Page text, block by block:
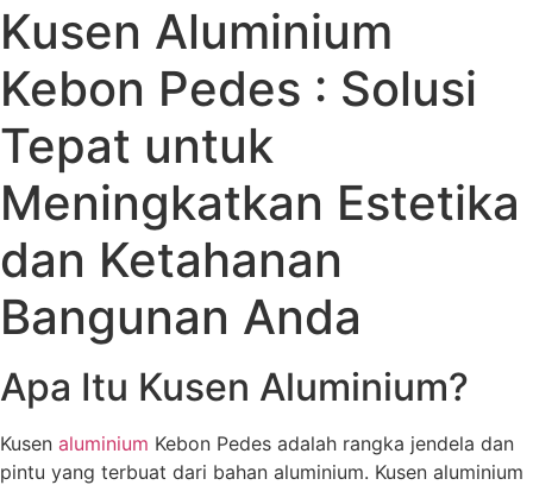
Kusen Aluminium
Kebon Pedes : Solusi
Tepat untuk
Meningkatkan Estetika
dan Ketahanan
Bangunan Anda
Apa Itu Kusen Aluminium?
Kusen aluminium Kebon Pedes adalah rangka jendela dan
pintu yang terbuat dari bahan aluminium. Kusen aluminium